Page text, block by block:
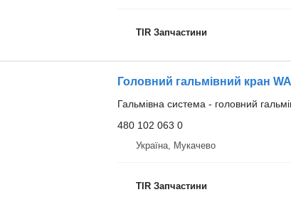
TIR Запчастини
Гальмівна система - головний
480 102 063 0
Україна, Мукачево
TIR Запчастини